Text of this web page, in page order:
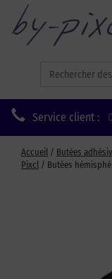
for:
Service client :
Accueil / Butées
Pixcl / Butées